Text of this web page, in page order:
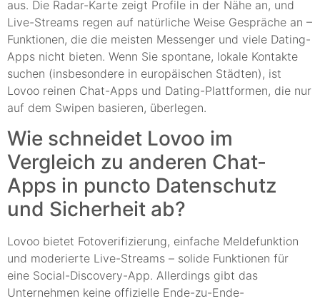
aus. Die Radar-Karte zeigt Profile in der Nähe an, und
Live-Streams regen auf natürliche Weise Gespräche an –
Funktionen, die die meisten Messenger und viele Dating-
Apps nicht bieten. Wenn Sie spontane, lokale Kontakte
suchen (insbesondere in europäischen Städten), ist
Lovoo reinen Chat-Apps und Dating-Plattformen, die nur
auf dem Swipen basieren, überlegen.
Wie schneidet Lovoo im
Vergleich zu anderen Chat-
Apps in puncto Datenschutz
und Sicherheit ab?
Lovoo bietet Fotoverifizierung, einfache Meldefunktion
und moderierte Live-Streams – solide Funktionen für
eine Social-Discovery-App. Allerdings gibt das
Unternehmen keine offizielle Ende-zu-Ende-